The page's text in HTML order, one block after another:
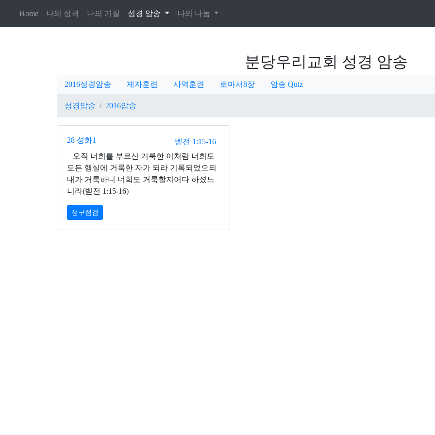
Home 나의 성격 나의 기질 성경 암송 (current)나의 나눔
분당우리교회 성경 암송
2016성경암송 제자훈련 사역훈련 로마서8장 암송 Quiz
성경암송 2016암송
28 성화1
벧전 1:15-16
모든 행실에 거룩한 자가 되라 기록되었으되
내가 거룩하니 너희도 거룩할지어다 하셨느
니라(벧전 1:15-16)
성구점검